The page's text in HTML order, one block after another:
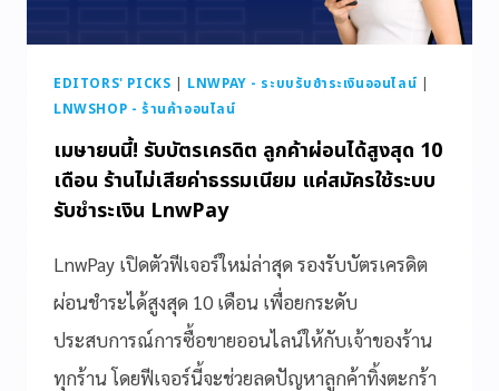
EDITORS' PICKS | LNWPAY - ระบบรับชำระเงินออนไลน์ |
LNWSHOP - ร้านค้าออนไลน์
เมษายนนี้! รับบัตรเครดิต ลูกค้าผ่อนได้สูงสุด 10
เดือน ร้านไม่เสียค่าธรรมเนียม แค่สมัครใช้ระบบ
รับชำระเงิน LnwPay
LnwPay เปิดตัวฟีเจอร์ใหม่ล่าสุด รองรับบัตรเครดิต
ผ่อนชำระได้สูงสุด 10 เดือน เพื่อยกระดับ
ประสบการณ์การซื้อขายออนไลน์ให้กับเจ้าของร้าน
ทุกร้าน โดยฟีเจอร์นี้จะช่วยลดปัญหาลูกค้าทิ้งตะกร้า